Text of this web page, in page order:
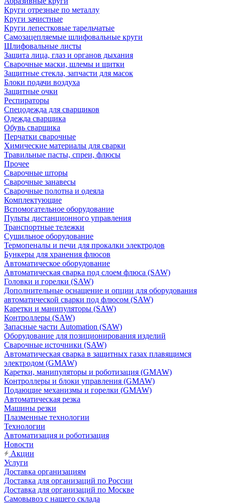
Круги отрезные по металлу
Круги зачистные
Круги лепестковые тарельчатые
Самозацепляемые шлифовальные круги
Шлифовальные листы
Защита лица, глаз и органов дыхания
Сварочные маски, шлемы и щитки
Защитные стекла, запчасти для масок
Блоки подачи воздуха
Защитные очки
Респираторы
Спецодежда для сварщиков
Одежда сварщика
Обувь сварщика
Перчатки сварочные
Химические материалы для сварки
Травильные пасты, спреи, флюсы
Прочее
Сварочные шторы
Сварочные занавесы
Сварочные полотна и одеяла
Комплектующие
Вспомогательное оборудование
Пульты дистанционного управления
Транспортные тележки
Сушильное оборудование
Термопеналы и печи для прокалки электродов
Бункеры для хранения флюсов
Автоматическое оборудование
Автоматическая сварка под слоем флюса (SAW)
Головки и горелки (SAW)
Дополнительные оснащение и опции для оборудования
автоматической сварки под флюсом (SAW)
Каретки и манипуляторы (SAW)
Контроллеры (SAW)
Запасные части Automation (SAW)
Оборудование для позиционирования изделий
Сварочные источники (SAW)
Автоматическая сварка в защитных газах плавящимся
электродом (GMAW)
Каретки, манипуляторы и роботизация (GMAW)
Контроллеры и блоки управления (GMAW)
Подающие механизмы и горелки (GMAW)
Автоматическая резка
Машины резки
Плазменные технологии
Технологии
Автоматизация и роботизация
Новости
Акции
Услуги
Доставка организациям
Доставка для организаций по России
Доставка для организаций по Москве
Самовывоз с нашего склада